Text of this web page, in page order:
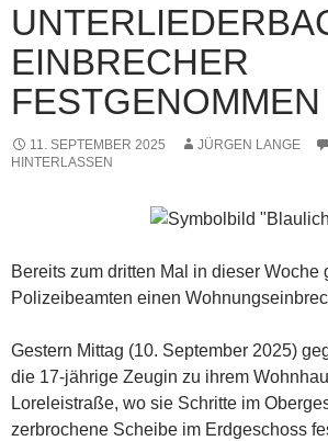
EINBRECHER
FESTGENOMMEN
11. SEPTEMBER 2025 JÜRGEN LANGE
HINTERLASSEN
Bereits zum dritten Mal in dieser Woche
Polizeibeamten einen
Gestern Mittag (10. September 2025)
die 17-jährige Zeugin zu ihrem
Loreleistraße, wo sie Schritte im
zerbrochene Scheibe im Erdgeschoss